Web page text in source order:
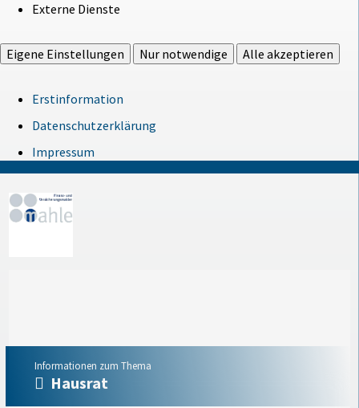
Externe Dienste
Eigene Einstellungen Nur notwendige Alle akzeptieren
Erstinformation
Datenschutzerklärung
Impressum
Informationen zum Thema
Hausrat